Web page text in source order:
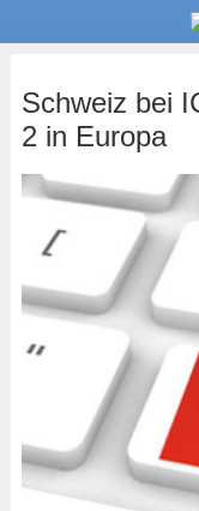
Schweiz bei
2 in Europa